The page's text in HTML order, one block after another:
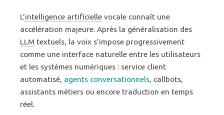
L’intelligence artificielle vocale connaît une
accélération majeure. Après la généralisation des
LLM textuels, la voix s’impose progressivement
comme une interface naturelle entre les utilisateurs
et les systèmes numériques : service client
automatisé, agents conversationnels, callbots,
assistants métiers ou encore traduction en temps
réel.